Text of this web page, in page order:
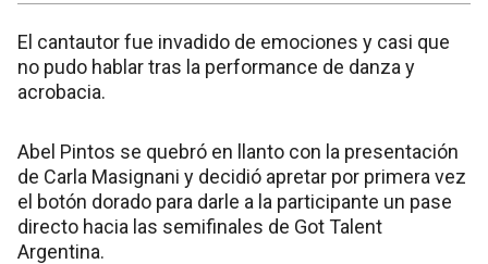
El cantautor fue invadido de emociones y casi que
no pudo hablar tras la performance de danza y
acrobacia.
Abel Pintos se quebró en llanto con la presentación
de Carla Masignani y decidió apretar por primera vez
el botón dorado para darle a la participante un pase
directo hacia las semifinales de Got Talent
Argentina.